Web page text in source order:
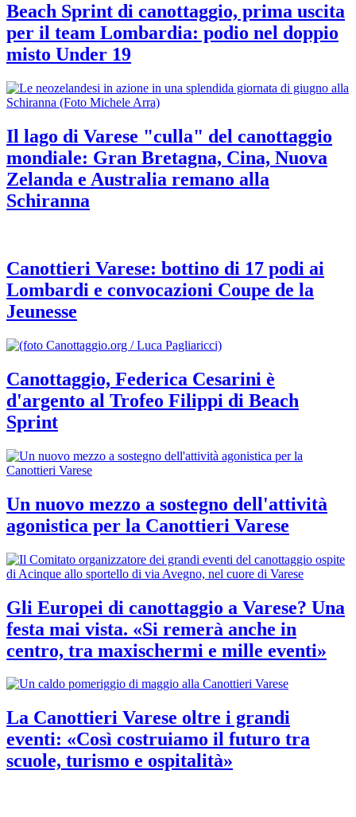
Beach Sprint di canottaggio, prima uscita
per il team Lombardia: podio nel doppio
misto Under 19
Il lago di Varese "culla" del canottaggio
mondiale: Gran Bretagna, Cina, Nuova
Zelanda e Australia remano alla
Schiranna
Canottieri Varese: bottino di 17 podi ai
Lombardi e convocazioni Coupe de la
Jeunesse
Canottaggio, Federica Cesarini è
d'argento al Trofeo Filippi di Beach
Sprint
Un nuovo mezzo a sostegno dell'attività
agonistica per la Canottieri Varese
Gli Europei di canottaggio a Varese? Una
festa mai vista. «Si remerà anche in
centro, tra maxischermi e mille eventi»
La Canottieri Varese oltre i grandi
eventi: «Così costruiamo il futuro tra
scuole, turismo e ospitalità»